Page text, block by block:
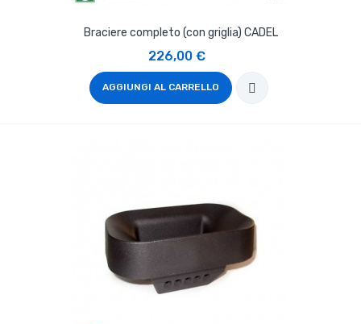
Braciere completo (con griglia) CADEL
226,00 €
AGGIUNGI AL CARRELLO